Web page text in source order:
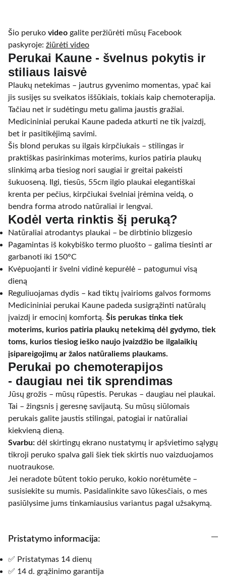
Šio peruko video galite peržiūrėti mūsų Facebook
paskyroje: žiūrėti video
Perukai Kaune - švelnus pokytis ir
stiliaus laisvė
Plaukų netekimas – jautrus gyvenimo momentas, ypač kai
jis susijęs su sveikatos iššūkiais, tokiais kaip chemoterapija.
Tačiau net ir sudėtingu metu galima jaustis gražiai.
Medicininiai perukai Kaune padeda atkurti ne tik įvaizdį,
bet ir pasitikėjimą savimi.
Šis blond perukas su ilgais kirpčiukais – stilingas ir
praktiškas pasirinkimas moterims, kurios patiria plaukų
slinkimą arba tiesiog nori saugiai ir greitai pakeisti
šukuoseną. Ilgi, tiesūs, 55cm ilgio plaukai elegantiškai
krenta per pečius, kirpčiukai švelniai įrėmina veidą, o
bendra forma atrodo natūraliai ir lengvai.
Kodėl verta rinktis šį peruką?
Natūraliai atrodantys plaukai – be dirbtinio blizgesio
Pagamintas iš kokybiško termo pluošto – galima tiesinti ar
garbanoti iki 150°C
Kvėpuojanti ir švelni vidinė kepurėlė – patogumui visą
dieną
Reguliuojamas dydis – kad tiktų įvairioms galvos formoms
Medicininiai perukai Kaune padeda susigrąžinti natūralų
įvaizdį ir emocinį komfortą. Šis perukas tinka tiek
moterims, kurios patiria plaukų netekimą dėl gydymo, tiek
toms, kurios tiesiog ieško naujo įvaizdžio be ilgalaikių
įsipareigojimų ar žalos natūraliems plaukams.
Perukai po chemoterapijos
- daugiau nei tik sprendimas
Jūsų grožis – mūsų rūpestis. Perukas – daugiau nei plaukai.
Tai – žingsnis į geresnę savijautą. Su mūsų siūlomais
perukais galite jaustis stilingai, patogiai ir natūraliai
kiekvieną dieną.
Svarbu: dėl skirtingų ekrano nustatymų ir apšvietimo sąlygų
tikroji peruko spalva gali šiek tiek skirtis nuo vaizduojamos
nuotraukose.
Jei neradote būtent tokio peruko, kokio norėtumėte –
susisiekite su mumis. Pasidalinkite savo lūkesčiais, o mes
pasiūlysime jums tinkamiausius variantus pagal užsakymą.
Pristatymo informacija:
✅ Pristatymas 14 dienų
✅ 14 d. grąžinimo garantija